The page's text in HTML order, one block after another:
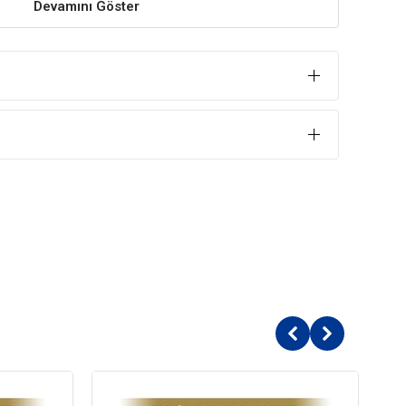
kemirme eylemi gerektiren ödül mamaları hayvan
Köpek Ödül Maması İçindekiler
Devamını Göster